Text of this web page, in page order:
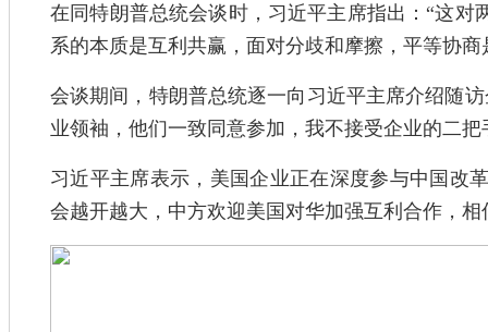
在同特朗普总统会谈时，习近平主席指出：“这对
系的本质是互利共赢，面对分歧和摩擦，平等协商
会谈期间，特朗普总统逐一向习近平主席介绍随
业领袖，他们一致同意参加，我不接受企业的二
习近平主席表示，美国企业正在深度参与中国改
会越开越大，中方欢迎美国对华加强互利合作，